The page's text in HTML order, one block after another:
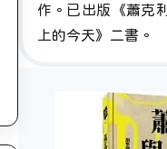
作。已出版《蕭克
上的今天》二書。